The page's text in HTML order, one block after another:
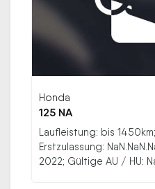
Honda
125 NA
Laufleistung: bis 1450km;
Erstzulassung:
2022; Gültige AU / HU: